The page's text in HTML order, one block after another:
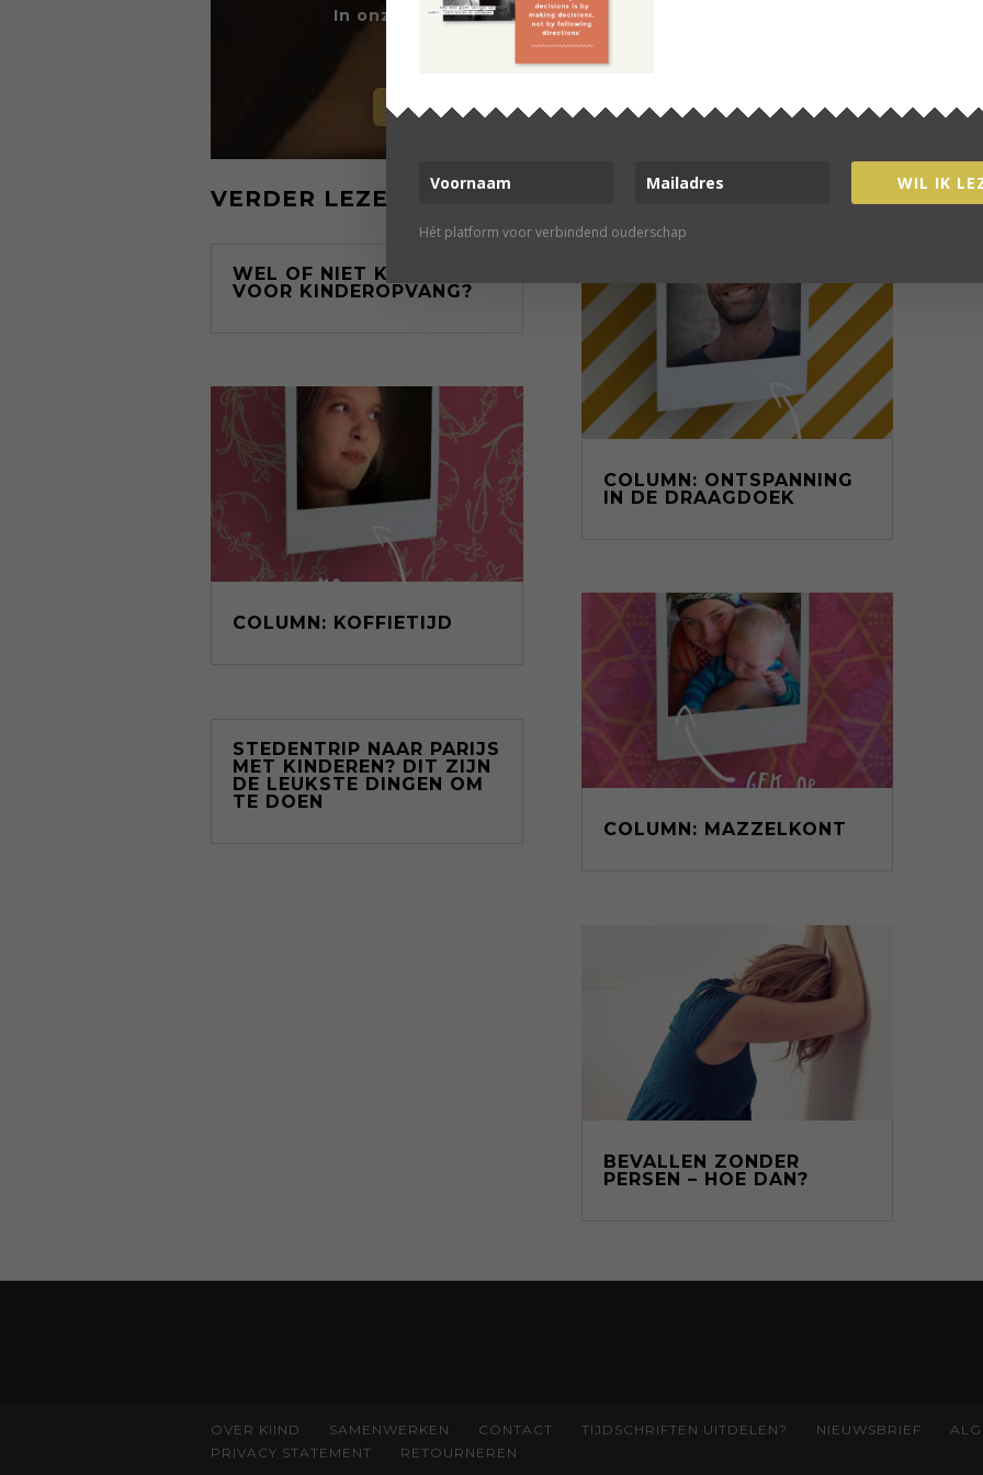
In onze fijne online community verbind je met
gelijkgestemden
WORD LID VAN ONZE COMMUNITY
VERDER LEZEN
WEL OF NIET KIEZEN
VOOR KINDEROPVANG?
COLUMN: KOFFIETIJD
STEDENTRIP NAAR PARIJS
MET KINDEREN? DIT ZIJN
DE LEUKSTE DINGEN OM
TE DOEN
COLUMN: ONTSPANNING
IN DE DRAAGDOEK
COLUMN: MAZZELKONT
BEVALLEN ZONDER
PERSEN – HOE DAN?
OVER KIIND SAMENWERKEN CONTACT TIJDSCHRIFTEN UITDELEN? NIEUWSBRIEF
PRIVACY STATEMENT
RETOURNEREN
WIL IK
Hét platform voor verbindend ouderschap